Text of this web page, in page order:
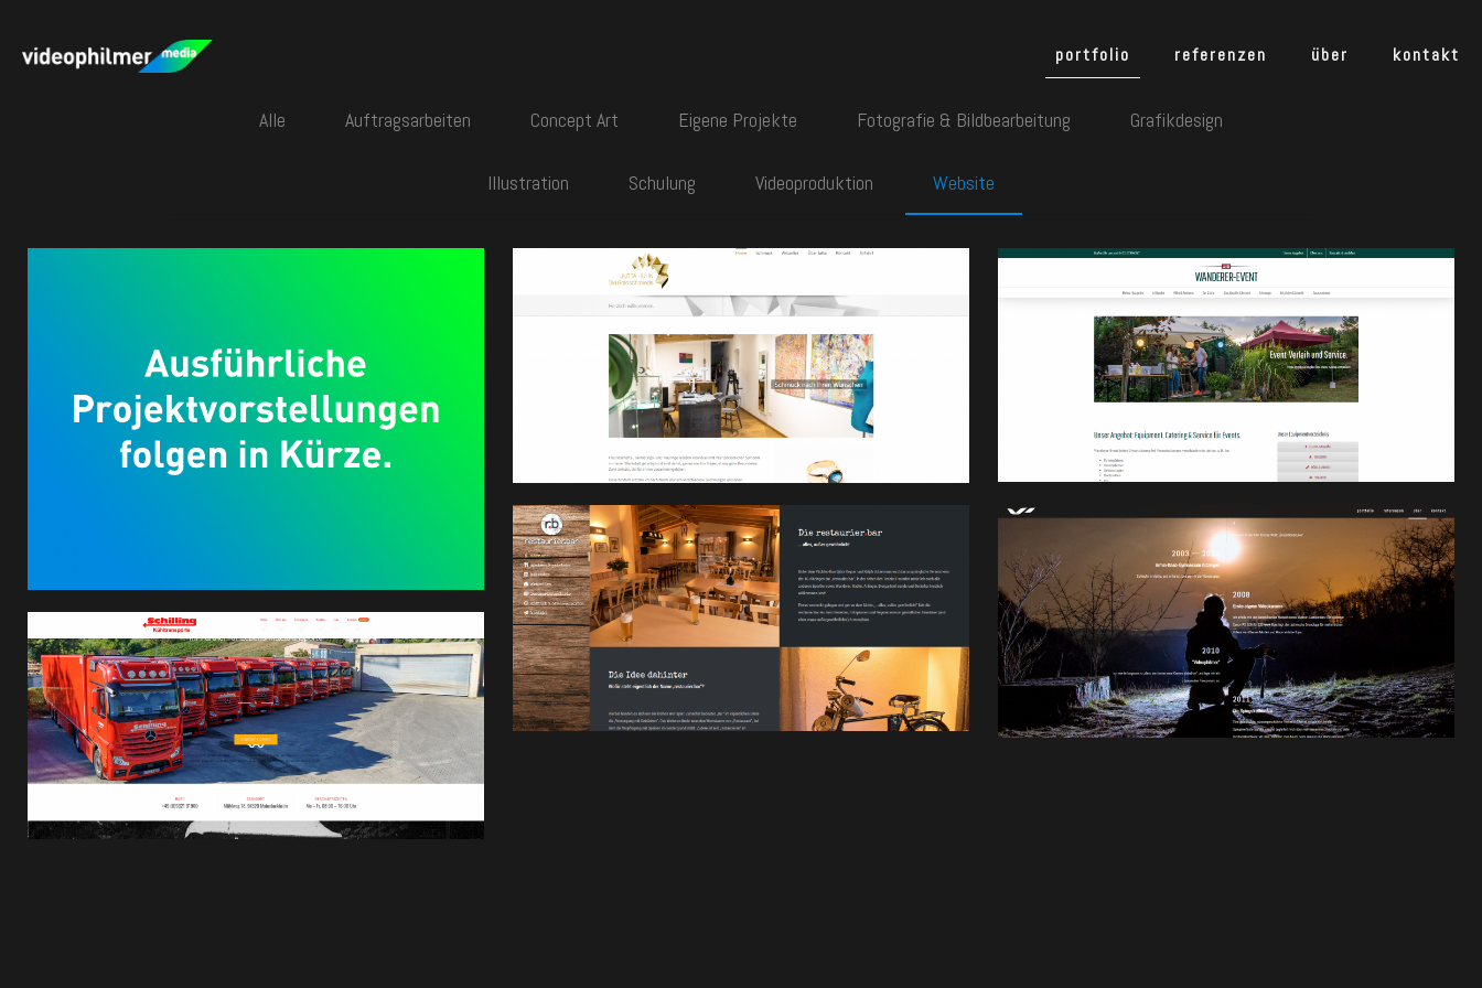
portfolio referenzen über kontakt
Alle Auftragsarbeiten Concept Art Eigene Projekte Fotografie & Bildbearbeitung Grafikdesign
Illustration Schulung Videoproduktion Website
mehr zu sehen.
Goldschmiede Huhn,
Iphofen
Wanderer-Event,
Rödelsee
videophilmer.de
restaurier.bar,
Kitzingen
Schilling Transport
GmbH (In Arbeit)